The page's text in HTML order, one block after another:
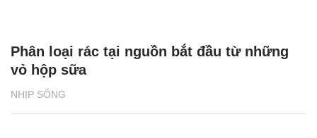
NHỊP SỐNG
Phân loại rác tại nguồn bắt đầu từ những
vỏ hộp sữa